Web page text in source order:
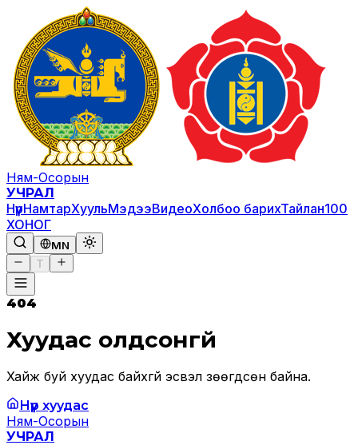
Ням-Осорын
УЧРАЛ
НүүрНамтарХуульМэдээВидеоХолбоо барихТайлан100
ХОНОГ
MN
T
404
Хуудас олдсонгүй
Хайж буй хуудас байхгүй эсвэл зөөгдсөн байна.
Нүүр хуудас
Ням-Осорын
УЧРАЛ